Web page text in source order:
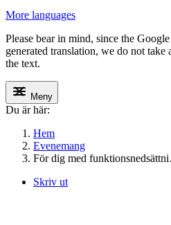
More languages
Please bear in mind, since the
generated translation, we do not
the text.
Meny
Du är här:
Hem
Evenemang
För dig med
Skriv ut